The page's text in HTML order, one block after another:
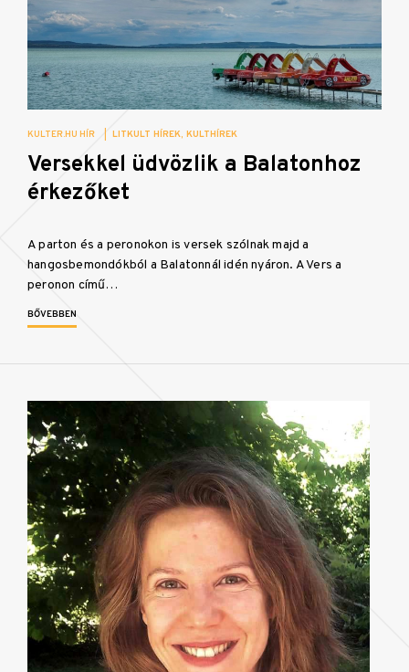
KULTER.HU HÍR LITKULT HÍREK KULTHÍREK
Versekkel üdvözlik a Balatonhoz
érkezőket
A parton és a peronokon is versek szólnak majd a
hangosbemondókból a Balatonnál idén nyáron. A Vers a
peronon című…
BŐVEBBEN